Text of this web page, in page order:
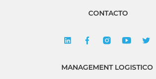
CONTACTO
MANAGEMENT LOGISTICO